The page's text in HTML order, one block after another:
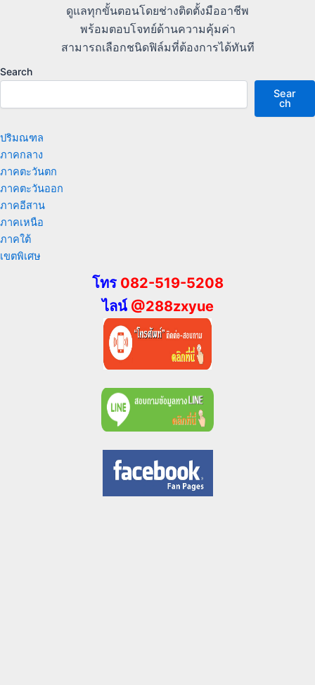
ดูแลทุกขั้นตอนโดยช่างติดตั้งมืออาชีพ
พร้อมตอบโจทย์ด้านความคุ้มค่า
สามารถเลือกชนิดฟิล์มที่ต้องการได้ทันที
Search
Sear
ch
ปริมณฑล
ภาคกลาง
ภาคตะวันตก
ภาคตะวันออก
ภาคอีสาน
ภาคเหนือ
ภาคใต้
เขตพิเศษ
โทร 082-519-5208
ไลน์ @288zxyue